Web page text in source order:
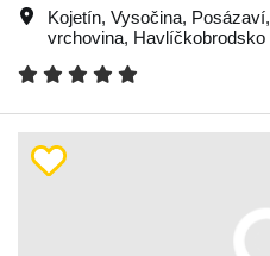
Kojetín, Vysočina, Posázaví,
vrchovina, Havlíčkobrodsko